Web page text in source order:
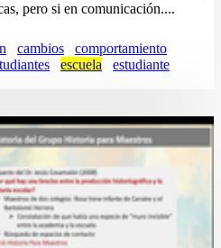
pero si en comunicación....
cambios
comportamiento
escuela
estudiante